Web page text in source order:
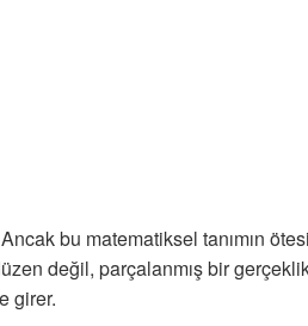
bu matematiksel tanımın
değil, parçalanmış bir
girer.